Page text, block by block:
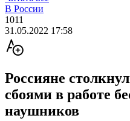
В России
1011
31.05.2022 17:58
Россияне
сбоями в работе
наушников